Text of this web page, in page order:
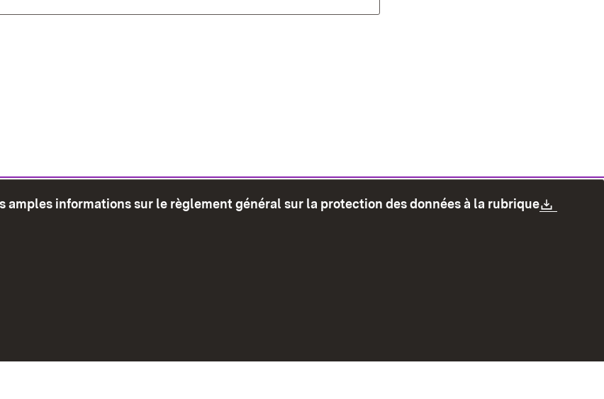
amples informations sur le règlement général sur la protection des données à la rubrique